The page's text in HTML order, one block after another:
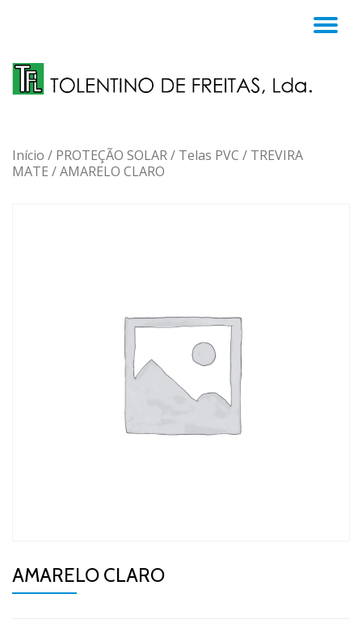
content
Início / PROTEÇÃO SOLAR/ Telas PVC / TREVIRA
MATE / AMARELO CLARO
AMARELO CLARO